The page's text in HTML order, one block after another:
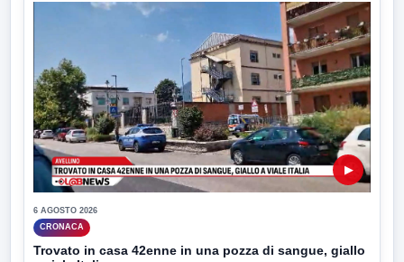
▶
6 AGOSTO 2026
CRONACA
Trovato in casa 42enne in una pozza di sangue, giallo